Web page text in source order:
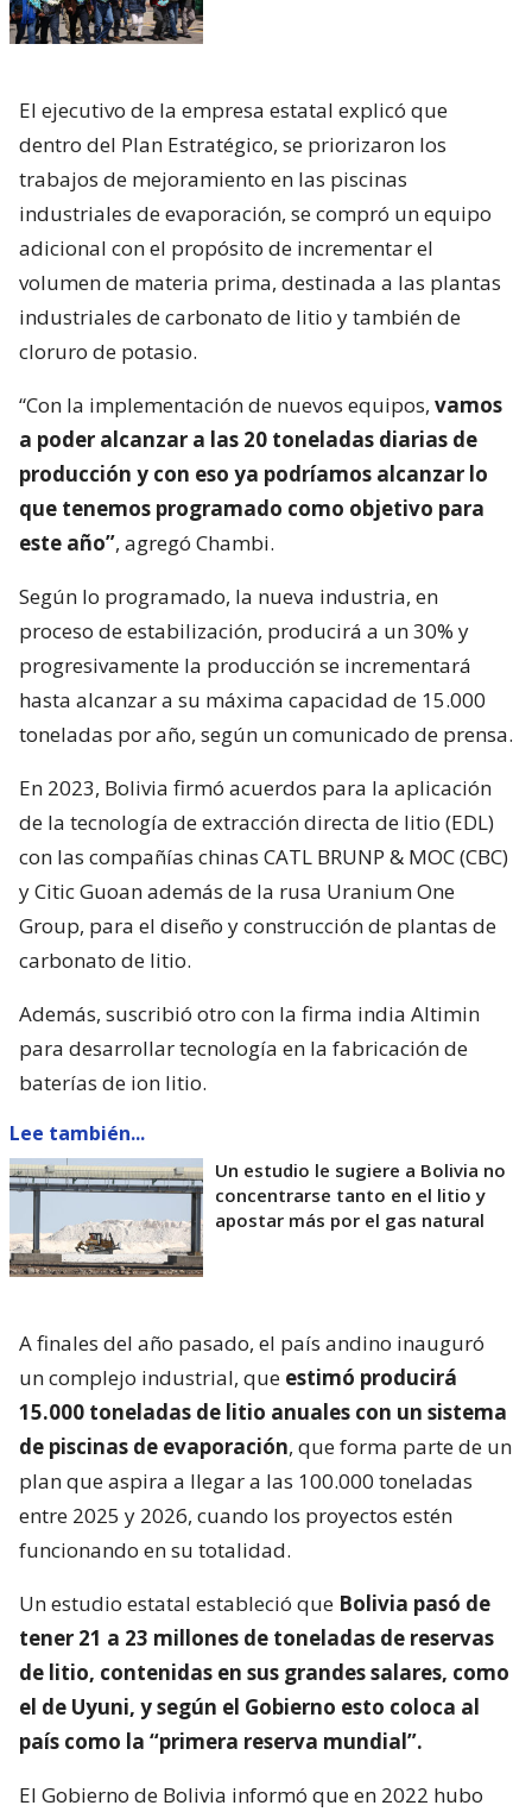
El ejecutivo de la empresa estatal explicó que
dentro del Plan Estratégico, se priorizaron los
trabajos de mejoramiento en las piscinas
industriales de evaporación, se compró un equipo
adicional con el propósito de incrementar el
volumen de materia prima, destinada a las plantas
industriales de carbonato de litio y también de
cloruro de potasio.
“Con la implementación de nuevos equipos, vamos
a poder alcanzar a las 20 toneladas diarias de
producción y con eso ya podríamos alcanzar lo
que tenemos programado como objetivo para
este año”, agregó Chambi.
Según lo programado, la nueva industria, en
proceso de estabilización, producirá a un 30% y
progresivamente la producción se incrementará
hasta alcanzar a su máxima capacidad de 15.000
toneladas por año, según un comunicado de prensa.
En 2023, Bolivia firmó acuerdos para la aplicación
de la tecnología de extracción directa de litio (EDL)
con las compañías chinas CATL BRUNP & MOC (CBC)
y Citic Guoan además de la rusa Uranium One
Group, para el diseño y construcción de plantas de
carbonato de litio.
Además, suscribió otro con la firma india Altimin
para desarrollar tecnología en la fabricación de
baterías de ion litio.
Lee también...
Un estudio le sugiere a Bolivia no
concentrarse tanto en el litio y
apostar más por el gas natural
A finales del año pasado, el país andino inauguró
un complejo industrial, que estimó producirá
15.000 toneladas de litio anuales con un sistema
de piscinas de evaporación, que forma parte de un
plan que aspira a llegar a las 100.000 toneladas
entre 2025 y 2026, cuando los proyectos estén
funcionando en su totalidad.
Un estudio estatal estableció que Bolivia pasó de
tener 21 a 23 millones de toneladas de reservas
de litio, contenidas en sus grandes salares, como
el de Uyuni, y según el Gobierno esto coloca al
país como la “primera reserva mundial”.
El Gobierno de Bolivia informó que en 2022 hubo